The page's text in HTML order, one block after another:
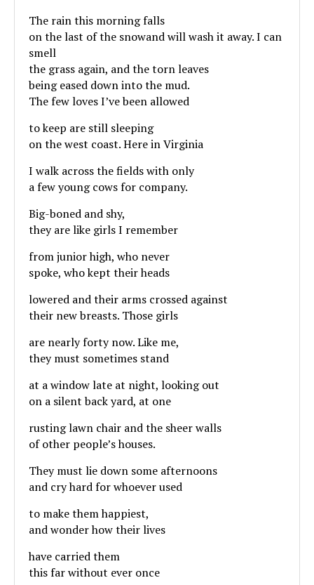
The rain this morning falls
on the last of the snowand will wash it away. I can
smell
the grass again, and the torn leaves
being eased down into the mud.
The few loves I’ve been allowed
to keep are still sleeping
on the west coast. Here in Virginia
I walk across the fields with only
a few young cows for company.
Big-boned and shy,
they are like girls I remember
from junior high, who never
spoke, who kept their heads
lowered and their arms crossed against
their new breasts. Those girls
are nearly forty now. Like me,
they must sometimes stand
at a window late at night, looking out
on a silent back yard, at one
rusting lawn chair and the sheer walls
of other people’s houses.
They must lie down some afternoons
and cry hard for whoever used
to make them happiest,
and wonder how their lives
have carried them
this far without ever once